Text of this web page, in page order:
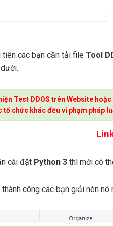
các bạn cần tải file Tool
Test DDOS trên Website
tổ chức khác đều vi phạm pháp
cài đặt Python 3 thì mới có
công các bạn giải nén